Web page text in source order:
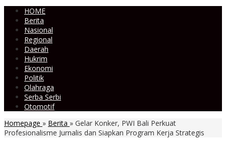
HOME
Berita
Nasional
Regional
Daerah
Hukrim
Ekonomi
Politik
Olahraga
Serba Serbi
Otomotif
Homepage » Berita » Gelar Konker, PWI Bali Perkuat
Profesionalisme Jurnalis dan Siapkan Program Kerja Strategis